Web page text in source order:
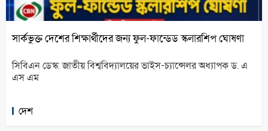
সার্কভুক্ত দেশের শিক্ষার্থীদের জন্য ফুল-ফান্ডেড স্কলারশিপ ঘোষণা
সিবিএন ডেস্ক: জাতীয় বিশ্ববিদ্যালয়ের ভাইস-চ্যান্সেলর অধ্যাপক ড. এ
এস এম
দেশ